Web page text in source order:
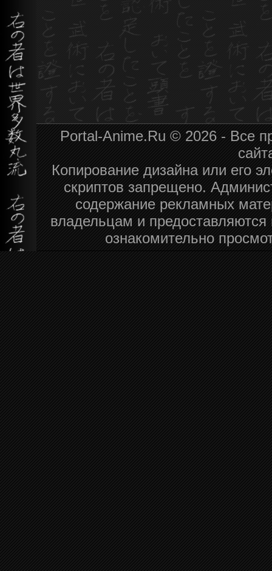
Portal-Anime.Ru © 2026 - Все
Копирование дизайна или его
скриптов запрещено.
содержание рекламных
владельцам и
ознакомительно